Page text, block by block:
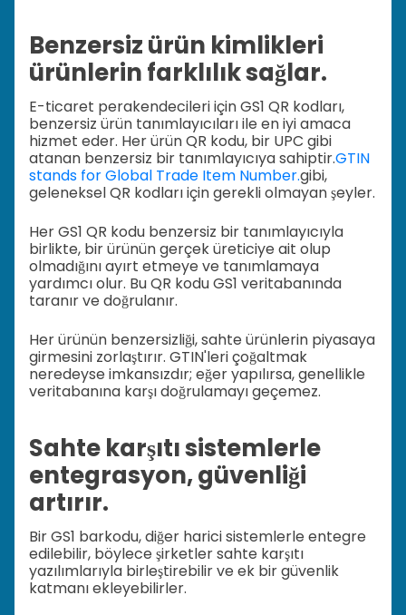
Benzersiz ürün kimlikleri
ürünlerin farklılık sağlar.
E-ticaret perakendecileri için GS1 QR kodları,
benzersiz ürün tanımlayıcıları ile en iyi amaca
hizmet eder. Her ürün QR kodu, bir UPC gibi
atanan benzersiz bir tanımlayıcıya sahiptir.GTIN
stands for Global Trade Item Number.gibi,
geleneksel QR kodları için gerekli olmayan şeyler.
Her GS1 QR kodu benzersiz bir tanımlayıcıyla
birlikte, bir ürünün gerçek üreticiye ait olup
olmadığını ayırt etmeye ve tanımlamaya
yardımcı olur. Bu QR kodu GS1 veritabanında
taranır ve doğrulanır.
Her ürünün benzersizliği, sahte ürünlerin piyasaya
girmesini zorlaştırır. GTIN'leri çoğaltmak
neredeyse imkansızdır; eğer yapılırsa, genellikle
veritabanına karşı doğrulamayı geçemez.
Sahte karşıtı sistemlerle
entegrasyon, güvenliği
artırır.
Bir GS1 barkodu, diğer harici sistemlerle entegre
edilebilir, böylece şirketler sahte karşıtı
yazılımlarıyla birleştirebilir ve ek bir güvenlik
katmanı ekleyebilirler.